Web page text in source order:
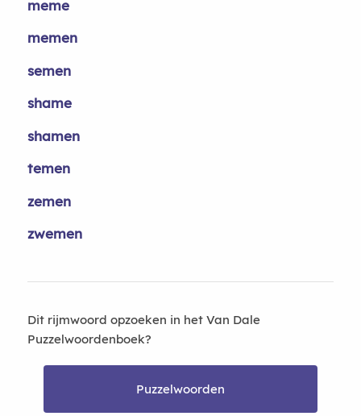
meme
memen
semen
shame
shamen
temen
zemen
zwemen
Dit rijmwoord opzoeken in het Van Dale
Puzzelwoordenboek?
Puzzelwoorden